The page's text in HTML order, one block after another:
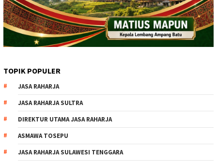
TOPIK POPULER
JASA RAHARJA
JASA RAHARJA SULTRA
DIREKTUR UTAMA JASA RAHARJA
ASMAWA TOSEPU
JASA RAHARJA SULAWESI TENGGARA